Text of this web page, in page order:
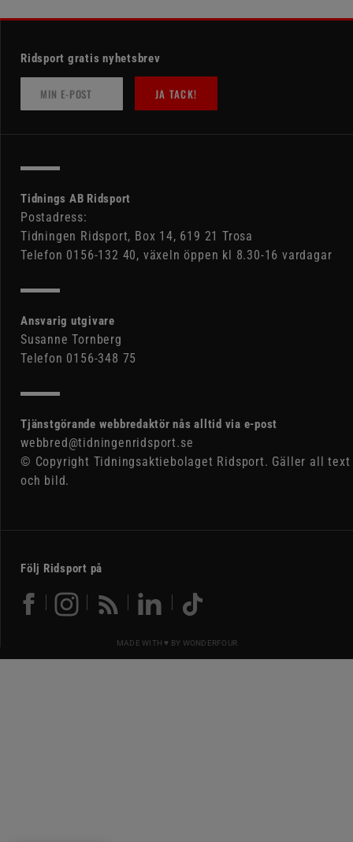
Ridsport gratis nyhetsbrev
JA TACK!
Tidnings AB Ridsport
Postadress:
Tidningen Ridsport, Box 14, 619 21 Trosa
Telefon 0156-132 40, växeln öppen kl 8.30-16 vardagar
Ansvarig utgivare
Susanne Tornberg
Telefon 0156-348 75
Tjänstgörande webbredaktör nås alltid via e-post
webbred@tidningenridsport.se
© Copyright Tidningsaktiebolaget Ridsport. Gäller all text
och bild.
Följ Ridsport på
MADE WITH ♥ BY WONDERFOUR